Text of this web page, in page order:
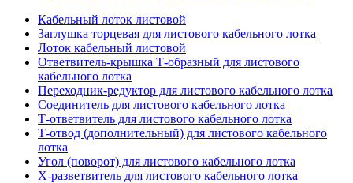
Кабельный лоток листовой
Заглушка торцевая для листового кабельного лотка
Лоток кабельный листовой
Ответвитель-крышка Т-образный для листового
кабельного лотка
Переходник-редуктор для листового кабельного лотка
Соединитель для листового кабельного лотка
Т-ответвитель для листового кабельного лотка
Т-отвод (дополнительный) для листового кабельного
лотка
Угол (поворот) для листового кабельного лотка
Х-разветвитель для листового кабельного лотка